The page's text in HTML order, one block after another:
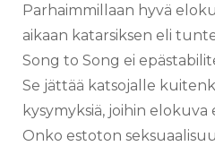
Parhaimmillaan hyvä
aikaan katarsiksen eli
Song to Song ei
Se jättää katsojalle
kysymyksiä, joihin elokuva
Onko estoton